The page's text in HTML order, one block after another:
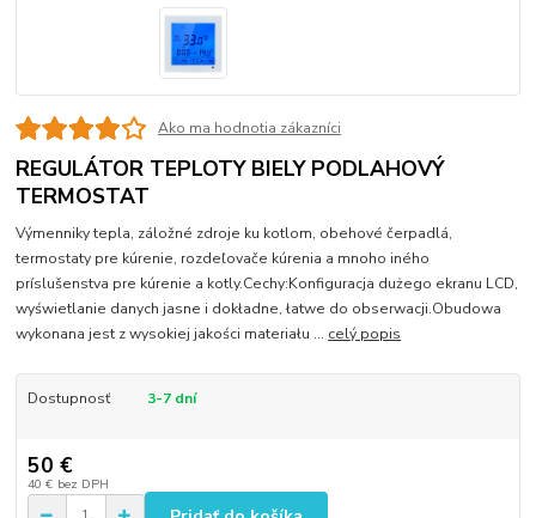
Ako ma hodnotia zákazníci
REGULÁTOR TEPLOTY BIELY PODLAHOVÝ
TERMOSTAT
Výmenniky tepla, záložné zdroje ku kotlom, obehové čerpadlá,
termostaty pre kúrenie, rozdeľovače kúrenia a mnoho iného
príslušenstva pre kúrenie a kotly.Cechy:Konfiguracja dużego ekranu LCD,
wyświetlanie danych jasne i dokładne, łatwe do obserwacji.Obudowa
wykonana jest z wysokiej jakości materiału ... celý popis
Dostupnosť 3-7 dní
50 €
40 € bez DPH